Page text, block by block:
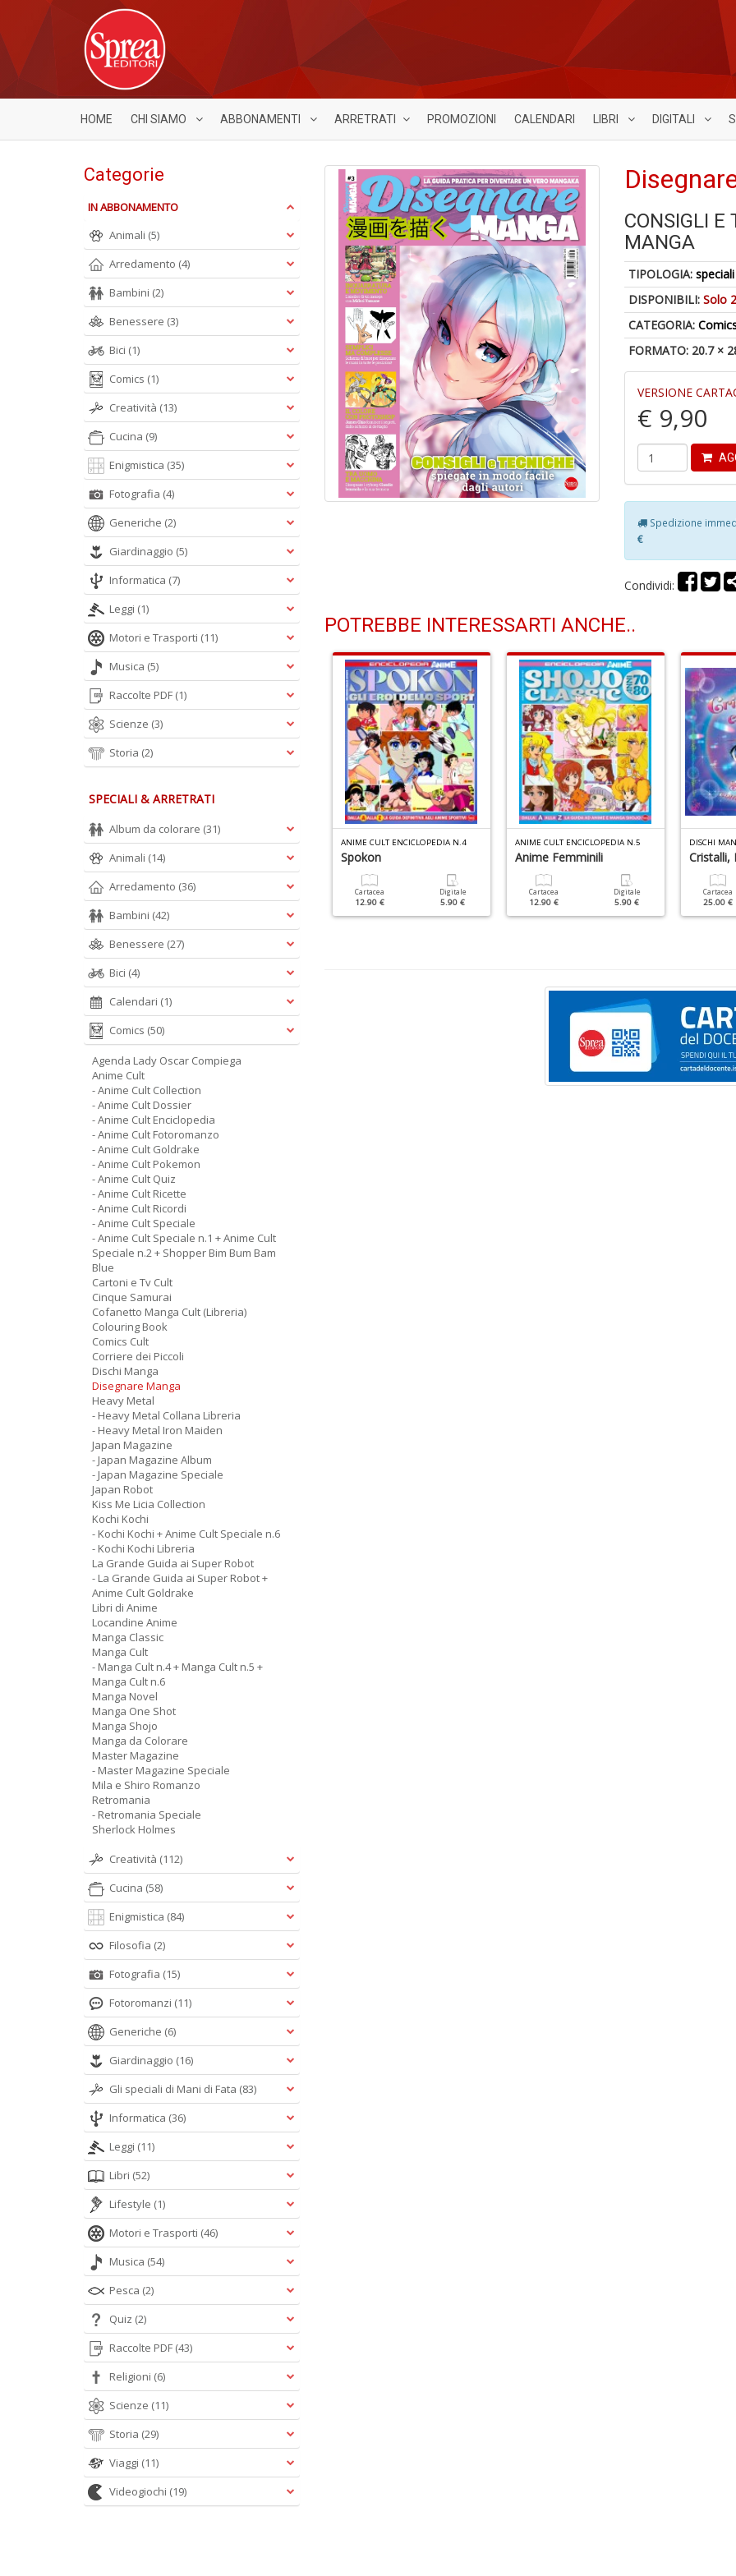
HOME CHI SIAMO ABBONAMENTI ARRETRATI PROMOZIONI CALENDARI LIBRI DIGITALI
CONSIGLI E
MANGA
TIPOLOGIA:speciali
DISPONIBILI:Solo
CATEGORIA:
FORMATO: 20.7 ×
VERSIONE
€ 9,90
Spedizione
€
Condividi:
POTREBBE INTERESSARTI ANCHE..
ANIME CULT ENCICLOPEDIA N.2
Cartacea
12.90 €
Digitale
5.90 €
ANIME CULT ENCICLOPEDIA N.4
Spokon
Cartacea
12.90 €
Digitale
5.90 €
ANIME CULT ENCICLOPEDIA N.5
Anime Femminili
Cartacea
12.90 €
Digitale
5.90 €
DISCHI
Cristalli,
Cartacea
25.00 €
Categorie
IN ABBONAMENTO
Animali (5)
Arredamento (4)
Bambini (2)
Benessere (3)
Bici (1)
Comics (1)
Creatività (13)
Cucina (9)
Enigmistica (35)
Fotografia (4)
Generiche (2)
Giardinaggio (5)
Informatica (7)
Leggi (1)
Motori e Trasporti (11)
Musica (5)
Raccolte PDF (1)
Scienze (3)
Storia (2)
SPECIALI & ARRETRATI
Album da colorare (31)
Animali (14)
Arredamento (36)
Bambini (42)
Benessere (27)
Bici (4)
Calendari (1)
Comics (50)
Agenda Lady Oscar Compiega
Anime Cult
- Anime Cult Collection
- Anime Cult Dossier
- Anime Cult Enciclopedia
- Anime Cult Fotoromanzo
- Anime Cult Goldrake
- Anime Cult Pokemon
- Anime Cult Quiz
- Anime Cult Ricette
- Anime Cult Ricordi
- Anime Cult Speciale
- Anime Cult Speciale n.1 + Anime Cult
Speciale n.2 + Shopper Bim Bum Bam
Blue
Cartoni e Tv Cult
Cinque Samurai
Cofanetto Manga Cult (Libreria)
Colouring Book
Comics Cult
Corriere dei Piccoli
Dischi Manga
Disegnare Manga
Heavy Metal
- Heavy Metal Collana Libreria
- Heavy Metal Iron Maiden
Japan Magazine
- Japan Magazine Album
- Japan Magazine Speciale
Japan Robot
Kiss Me Licia Collection
Kochi Kochi
- Kochi Kochi + Anime Cult Speciale n.6
- Kochi Kochi Libreria
La Grande Guida ai Super Robot
- La Grande Guida ai Super Robot +
Anime Cult Goldrake
Libri di Anime
Locandine Anime
Manga Classic
Manga Cult
- Manga Cult n.4 + Manga Cult n.5 +
Manga Cult n.6
Manga Novel
Manga One Shot
Manga Shojo
Manga da Colorare
Master Magazine
- Master Magazine Speciale
Mila e Shiro Romanzo
Retromania
- Retromania Speciale
Sherlock Holmes
Creatività (112)
Cucina (58)
Enigmistica (84)
Filosofia (2)
Fotografia (15)
Fotoromanzi (11)
Generiche (6)
Giardinaggio (16)
Gli speciali di Mani di Fata (83)
Informatica (36)
Leggi (11)
Libri (52)
Lifestyle (1)
Motori e Trasporti (46)
Musica (54)
Pesca (2)
Quiz (2)
Raccolte PDF (43)
Religioni (6)
Scienze (11)
Storia (29)
Viaggi (11)
Videogiochi (19)